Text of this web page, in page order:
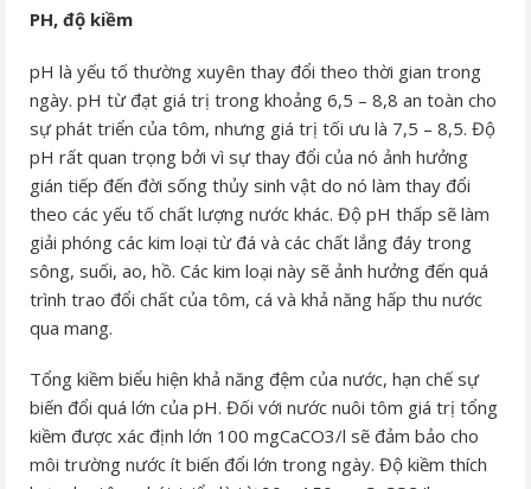
PH, độ kiềm
pH là yếu tố thường xuyên thay đổi theo thời gian trong
ngày. pH từ đạt giá trị trong khoảng 6,5 – 8,8 an toàn cho
sự phát triển của tôm, nhưng giá trị tối ưu là 7,5 – 8,5. Độ
pH rất quan trọng bởi vì sự thay đổi của nó ảnh hưởng
gián tiếp đến đời sống thủy sinh vật do nó làm thay đổi
theo các yếu tố chất lượng nước khác. Độ pH thấp sẽ làm
giải phóng các kim loại từ đá và các chất lắng đáy trong
sông, suối, ao, hồ. Các kim loại này sẽ ảnh hưởng đến quá
trình trao đổi chất của tôm, cá và khả năng hấp thu nước
qua mang.
Tổng kiềm biểu hiện khả năng đệm của nước, hạn chế sự
biến đổi quá lớn của pH. Đối với nước nuôi tôm giá trị tổng
kiềm được xác định lớn 100 mgCaCO3/l sẽ đảm bảo cho
môi trường nước ít biến đổi lớn trong ngày. Độ kiềm thích